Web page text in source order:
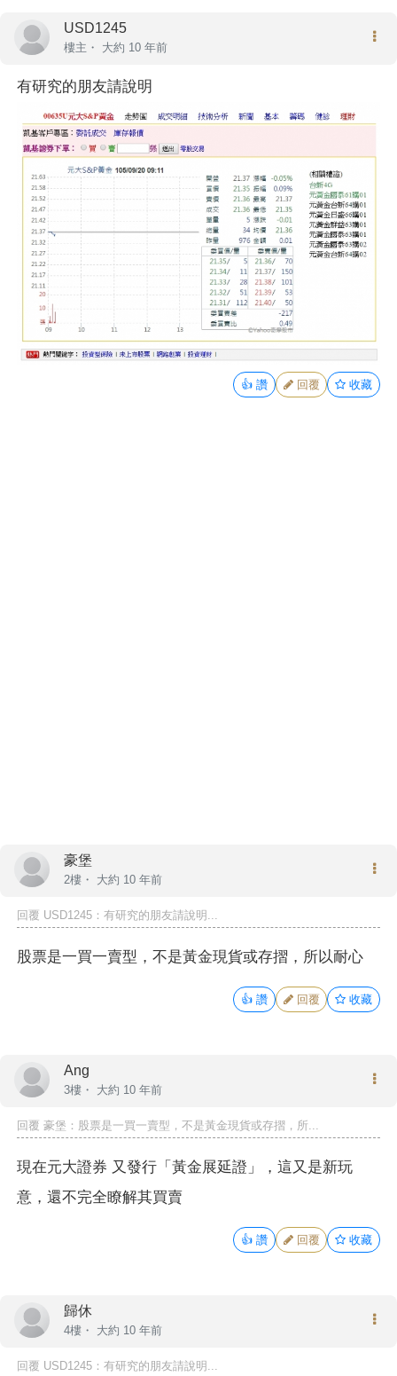
USD1245
樓主 ・ 大約 10 年前
有研究的朋友請說明
👍 讚 回覆 收藏
豪堡
2樓・ 大約 10 年前
回覆 USD1245 ：有研究的朋友請說明...
股票是一買一賣型，不是黃金現貨或存摺，所以耐心
👍 讚 回覆 收藏
Ang
3樓・ 大約 10 年前
回覆 豪堡 ：股票是一買一賣型，不是黃金現貨或存摺，所...
現在元大證券 又發行「黃金展延證」，這又是新玩
意，還不完全瞭解其買賣
👍 讚 回覆 收藏
歸休
4樓・ 大約 10 年前
回覆 USD1245 ：有研究的朋友請說明...